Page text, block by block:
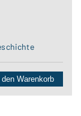
den Warenkorb